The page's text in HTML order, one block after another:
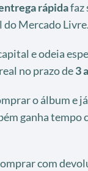
rápidafaz
do Mercado Livre.
e odeia
no prazo de3
o álbum e
ganha tempo
com